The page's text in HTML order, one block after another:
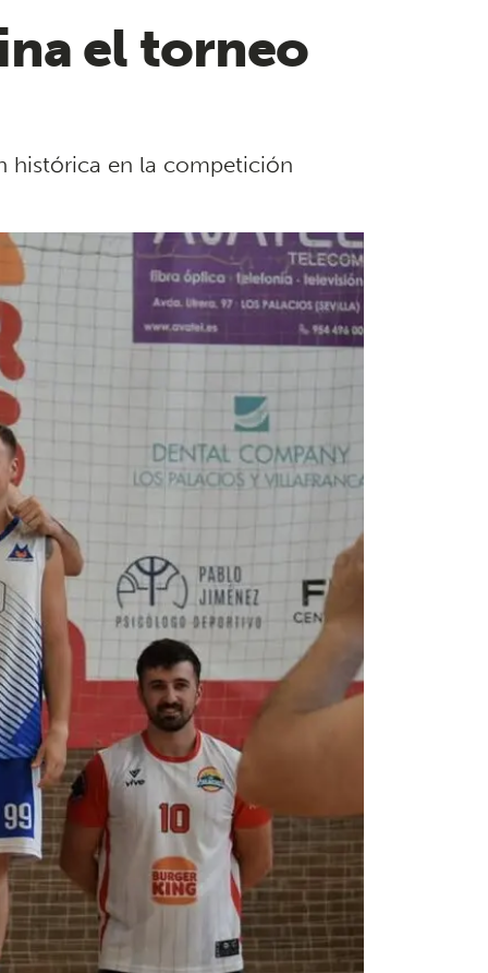
el torneo
histórica en la competición